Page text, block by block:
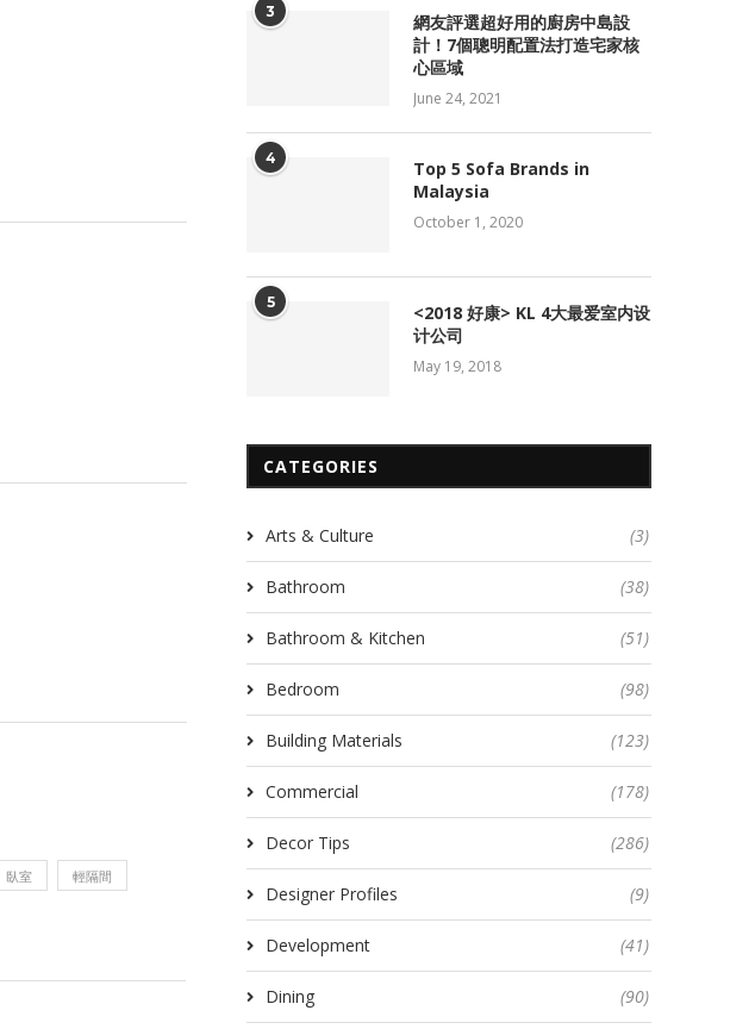
臥室 輕隔間
3
網友評選超好用的廚房中島設
計！7個聰明配置法打造宅家核
心區域
June 24, 2021
4
Top 5 Sofa Brands in
Malaysia
October 1, 2020
5
<2018 好康> KL 4大最爱室内设
计公司
May 19, 2018
CATEGORIES
Arts & Culture (3)
Bathroom (38)
Bathroom & Kitchen (51)
Bedroom (98)
Building Materials (123)
Commercial (178)
Decor Tips (286)
Designer Profiles (9)
Development (41)
Dining (90)